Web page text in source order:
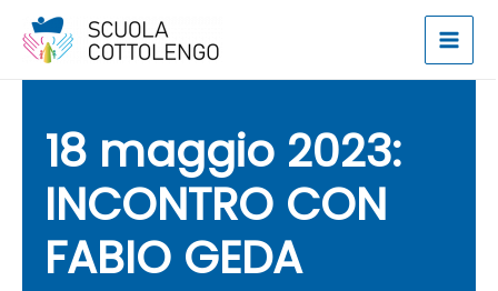
Main
18 maggio 2023:
INCONTRO CON
FABIO GEDA